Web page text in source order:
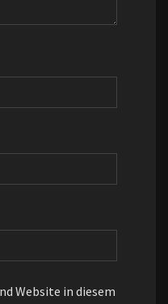
Website in diesem